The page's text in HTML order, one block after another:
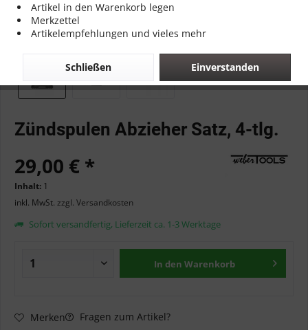
Zündspulen Abzieher Satz, 4-tlg.
29,00 € *
Inhalt: 1
inkl. MwSt. zzgl. Versandkosten
Sofort versandfertig, Lieferzeit ca. 1-3 Werktage
In den Warenkorb
Merken Fragen zum Artikel?
Artikel in den Warenkorb legen
Merkzettel
Artikelempfehlungen und vieles mehr
Einverstanden
Schließen